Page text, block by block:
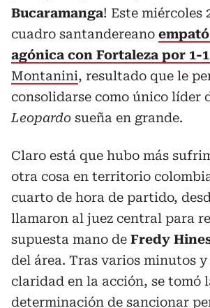
Bucaramanga! Este miércoles
cuadro santandereano
agónica con Fortaleza por 1-1
Montanini, resultado que le
consolidarse como único líder
Leopardo sueña en grande.
Claro está que hubo más
otra cosa en territorio
cuarto de hora de partido,
llamaron al juez central para
supuesta mano de Fredy
del área. Tras varios minutos y
claridad en la acción, se tomó
determinación de sancionar